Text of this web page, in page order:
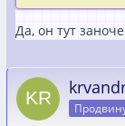
Да, он тут